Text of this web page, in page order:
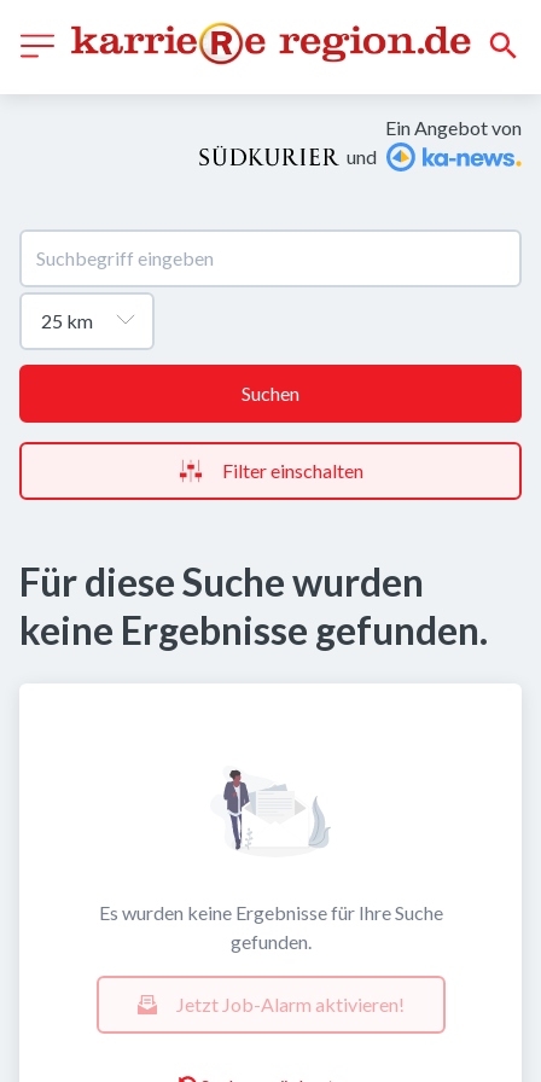
Ein Angebot von
und
Suchen
Filter einschalten
Für diese Suche wurden
keine Ergebnisse gefunden.
Es wurden keine Ergebnisse für Ihre Suche
gefunden.
Jetzt Job-Alarm aktivieren!